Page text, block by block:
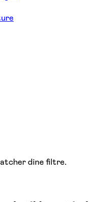
dine filtre.